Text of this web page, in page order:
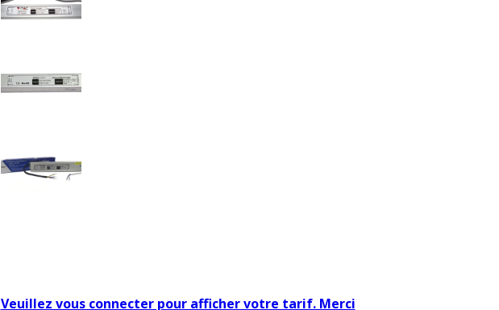
Veuillez vous connecter pour afficher votre tarif. Merci